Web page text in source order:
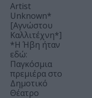
Artist
Unknown*
[Αγνώστου
Καλλιτέχνη*]
*Η Ήβη ήταν
εδώ:
Παγκόσμια
πρεμιέρα στο
Δημοτικό
Θέατρο